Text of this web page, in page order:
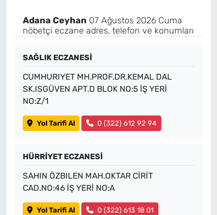
Adana Ceyhan 07 Ağustos 2026 Cuma
nöbetçi eczane adres, telefon ve konumları
SAĞLIK ECZANESİ
CUMHURIYET MH.PROF.DR.KEMAL DAL
SK.ISGÜVEN APT.D BLOK NO:5 İŞ YERİ
NO:Z/1
Yol Tarifi Al 0 (322) 612 92 94
HÜRRİYET ECZANESİ
SAHIN ÖZBILEN MAH.OKTAR CİRİT
CAD.NO:46 İŞ YERİ NO:A
Yol Tarifi Al 0 (322) 613 18 01